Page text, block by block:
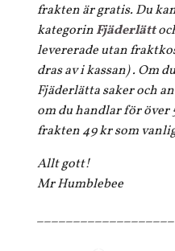
frakten är gratis. Du
kategorinFjäderlätt
levererade utan
dras av i kassan) . Om
Fjäderlätta saker och
om du handlar för över
frakten 49 kr som
Allt gott!
Mr Humblebee